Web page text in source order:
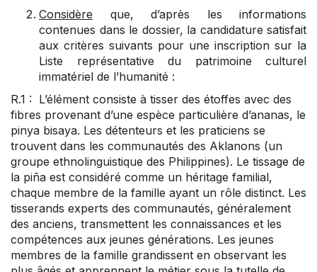
Considère que, d’après les informations
contenues dans le dossier, la candidature satisfait
aux critères suivants pour une inscription sur la
Liste représentative du patrimoine culturel
immatériel de l’humanité :
R.1 : L’élément consiste à tisser des étoffes avec des
fibres provenant d’une espèce particulière d’ananas, le
pinya bisaya. Les détenteurs et les praticiens se
trouvent dans les communautés des Aklanons (un
groupe ethnolinguistique des Philippines). Le tissage de
la piña est considéré comme un héritage familial,
chaque membre de la famille ayant un rôle distinct. Les
tisserands experts des communautés, généralement
des anciens, transmettent les connaissances et les
compétences aux jeunes générations. Les jeunes
membres de la famille grandissent en observant les